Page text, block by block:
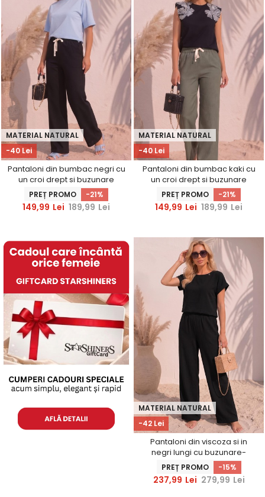
-40 Lei
MATERIAL NATURAL
Pantaloni din bumbac negri cu
un croi drept si buzunare
laterale
PREȚ PROMO -21%
149,99 Lei 189,99 Lei
-40 Lei
MATERIAL NATURAL
Pantaloni din bumbac kaki cu
un croi drept si buzunare
laterale
PREȚ PROMO -21%
149,99 Lei 189,99 Lei
-42 Lei
MATERIAL NATURAL
Pantaloni din viscoza si in
negri lungi cu buzunare-
StarShinerS
PREȚ PROMO -15%
237,99 Lei 279,99 Lei